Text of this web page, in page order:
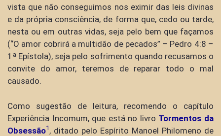
vista que não conseguimos nos eximir das leis divinas
e da própria consciência, de forma que, cedo ou tarde,
nesta ou em outras vidas, seja pelo bem que façamos
(“O amor cobrirá a multidão de pecados” – Pedro 4:8 –
1ª Epístola), seja pelo sofrimento quando recusamos o
convite do amor, teremos de reparar todo o mal
causado.
Como sugestão de leitura, recomendo o capítulo
Experiência Incomum, que está no livro Tormentos da
Obsessão1 , ditado pelo Espírito Manoel Philomeno de